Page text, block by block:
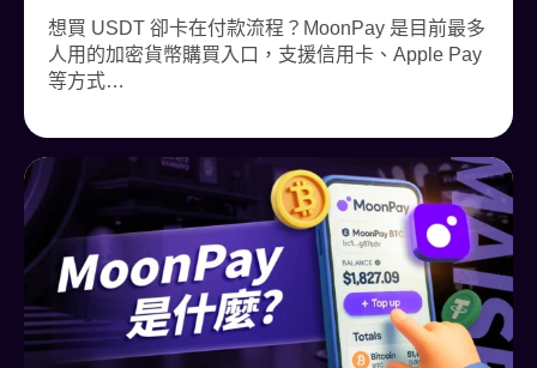
想買 USDT 卻卡在付款流程？MoonPay 是目前最多
人用的加密貨幣購買入口，支援信用卡、Apple Pay
等方式…